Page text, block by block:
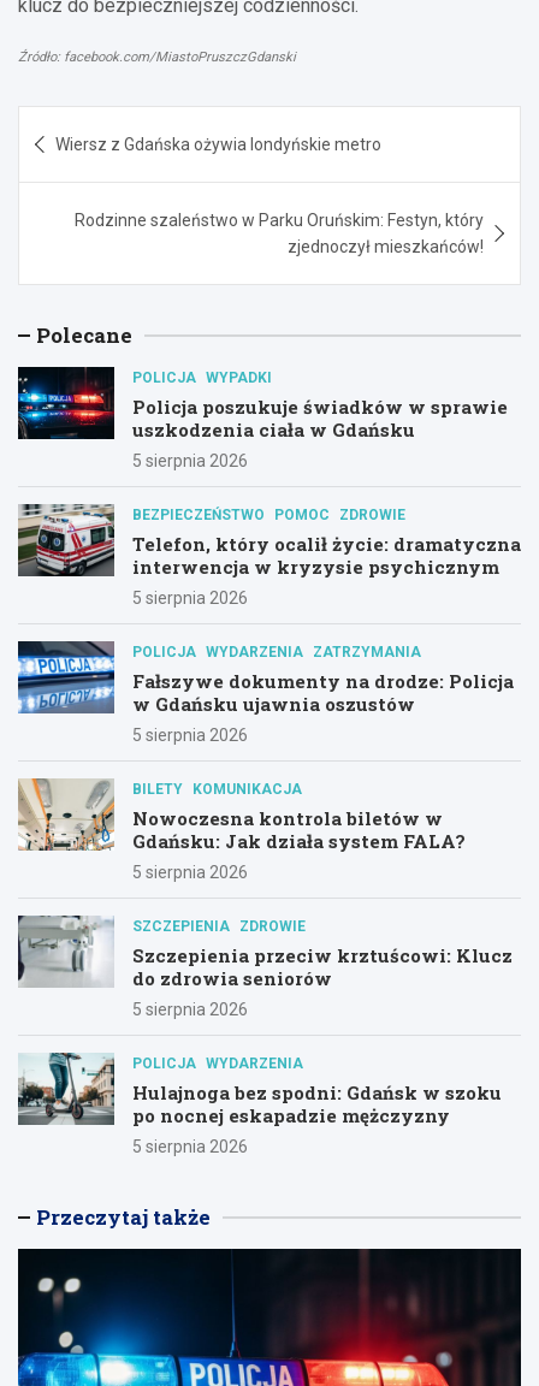
klucz do bezpieczniejszej codzienności.
Źródło: facebook.com/MiastoPruszczGdanski
wpisu
Wiersz z Gdańska ożywia londyńskie metro
Rodzinne szaleństwo w Parku Oruńskim: Festyn, który
zjednoczył mieszkańców!
Polecane
POLICJA WYPADKI
Policja poszukuje świadków w sprawie
uszkodzenia ciała w Gdańsku
5 sierpnia 2026
BEZPIECZEŃSTWO POMOC ZDROWIE
Telefon, który ocalił życie: dramatyczna
interwencja w kryzysie psychicznym
5 sierpnia 2026
POLICJA WYDARZENIA ZATRZYMANIA
Fałszywe dokumenty na drodze: Policja
w Gdańsku ujawnia oszustów
5 sierpnia 2026
BILETY KOMUNIKACJA
Nowoczesna kontrola biletów w
Gdańsku: Jak działa system FALA?
5 sierpnia 2026
SZCZEPIENIA ZDROWIE
Szczepienia przeciw krztuścowi: Klucz
do zdrowia seniorów
5 sierpnia 2026
POLICJA WYDARZENIA
Hulajnoga bez spodni: Gdańsk w szoku
po nocnej eskapadzie mężczyzny
5 sierpnia 2026
Przeczytaj także